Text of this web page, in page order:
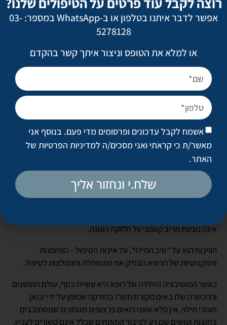
ביומיים של סדנא, אחרות נמשכות לאורך מספר חודשים בפגישה
שבועית בת מספר שעות. ההכשרות עוסקות בשני נושאים עיקריים:
טכניקת ההזרקות וטכניקת השיווק והמכירה. כן, כן, אתם קוראים
6. מה לא בסדר בכך שרופא
שאינו מומחה בכירורגיה
פלסטית יזריק לי חומרי מילוי?
ואולי השאלה היא, האם המומחים בכירורגיה פלסטית פשוט דואגים
שהפרנסה תישאר רק בקליניקות שלהם? אם להיות כנים יש בטענה
זו מן האמת. הרווח מהזרקת חומרי מילוי אינו מבוטל, ומרבית
המומחים הטריים בכירורגיה פלסטית היו שמחים להתפרנס
מהזרקות.
אינה נובעת מריב קטנוני על חלוקת העוגה.
הוויכוח הוא על "טיב המילוי", על איכות הטיפול – המיומנות
והמקצועיות של הרופא הבודק את המטופלת וההמלצות לטיפול.
כאשר המוטיבציה היחידה של רופא היא עשיית כסף, עולם המושגים
וההכשרה שלו באים מקורס מזורז בהזרקה שמומן על ידי יבואן
חומרי מילוי, אין פלא שאנו רואים פרצופים מגוחכים שמסתובבים
בחוצות ועושים שם רע לציבור המומחים שכלל אינם קשורים לעניין.
אפשר לדבר איתנו בטלפון או ב-WhatsApp במספר: 03-
5278128
או למלא את הטופס וניצור איתך קשר בהקדם
אשמח לקבל עדכונים ופרסומים מדי פעם. בנוסף אני
מאשר/ת כי קראתי ואני מסכים/ה למדיניות הפרטיות של
האתר.
שלח.י ונחזור אליך